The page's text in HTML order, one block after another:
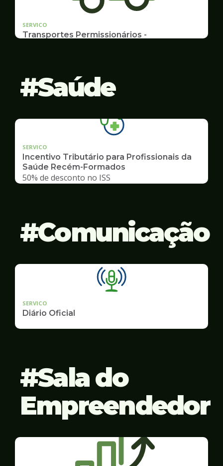
SERVICO
Transportes Permissionários -
Saúde
SERVICO
Incentivo Tributário para Profissionais da
Saúde Recém-Formados
50% de desconto no ISS
Comunicação
SERVICO
Diário Oficial
Sala do
Empreendedor